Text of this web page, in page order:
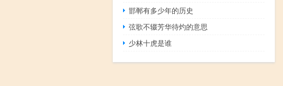
邯郸有多少年的历史
弦歌不辍芳华待灼的意思
少林十虎是谁